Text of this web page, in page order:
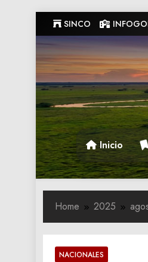
to
content
SINCO
Gobernacion de
Inicio
Home 2025
NACIONALES